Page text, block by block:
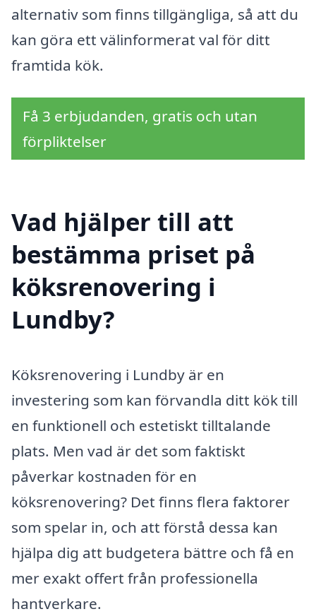
alternativ som finns tillgängliga, så att du
kan göra ett välinformerat val för ditt
framtida kök.
Få 3 erbjudanden, gratis och utan
förpliktelser
Vad hjälper till att
bestämma priset på
köksrenovering i
Lundby?
Köksrenovering i Lundby är en
investering som kan förvandla ditt kök till
en funktionell och estetiskt tilltalande
plats. Men vad är det som faktiskt
påverkar kostnaden för en
köksrenovering? Det finns flera faktorer
som spelar in, och att förstå dessa kan
hjälpa dig att budgetera bättre och få en
mer exakt offert från professionella
hantverkare.